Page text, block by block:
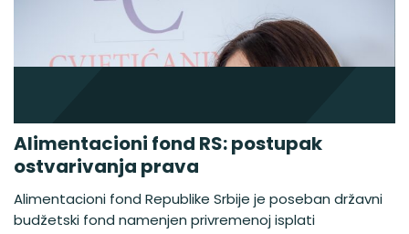
Alimentacioni fond RS: postupak
ostvarivanja prava
Alimentacioni fond Republike Srbije je poseban državni
budžetski fond namenjen privremenoj isplati